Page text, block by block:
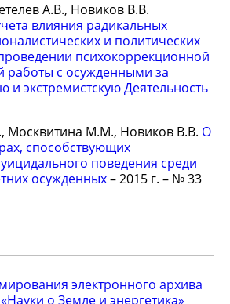
А.В., Новиков В.В.
влияния радикальных
и политических
психокоррекционной
работы с осужденными за
и экстремистскую Деятельность
Москвитина М.М., Новиков В.В. О
способствующих
поведения среди
осужденных– 2015 г. – № 33
электронного архива
о Земле и энергетика»